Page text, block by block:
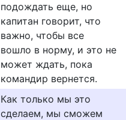
подождать еще, но
капитан говорит, что
важно, чтобы все
вошло в норму, и это не
может ждать, пока
командир вернется.
Как только мы это
сделаем, мы сможем